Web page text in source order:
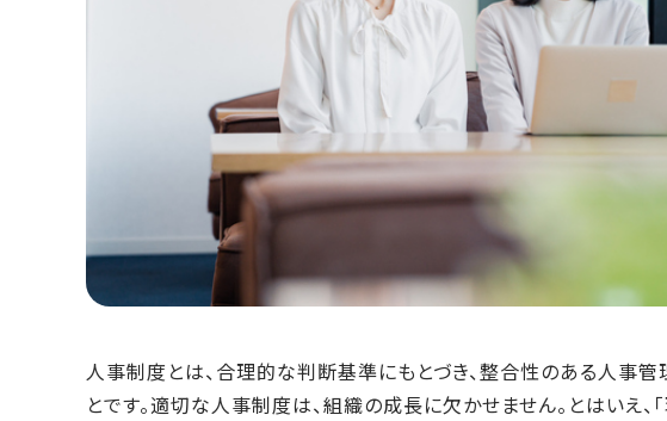
人事制度とは、合理的な判断基準にもとづき、整合性のある人事
とです。適切な人事制度は、組織の成長に欠かせません。とはいえ